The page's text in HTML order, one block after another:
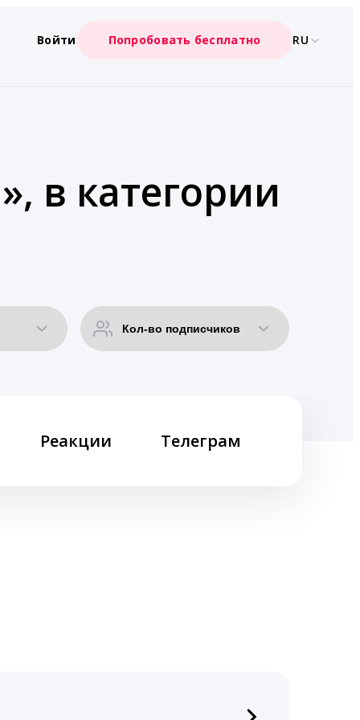
Войти Попробовать бесплатно RU
в категории
Реакции Телеграм